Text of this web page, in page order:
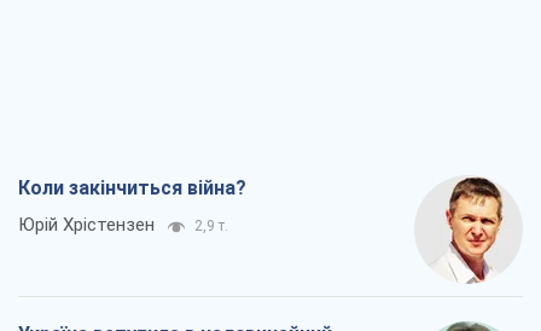
Коли закінчиться війна?
Юрій Хрістензен 2,9 т.